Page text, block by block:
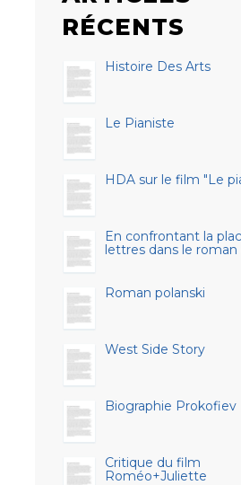
RÉCENTS
Histoire Des Arts
Le Pianiste
HDA sur le film "Le
En confrontant la
lettres dans le roman
Roman polanski
West Side Story
Biographie Prokofiev
Critique du film
Roméo+Juliette